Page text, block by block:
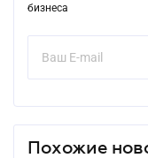
бизнеса
Похожие